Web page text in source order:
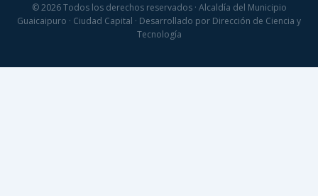
© 2026 Todos los derechos reservados · Alcaldía del Municipio
Guaicaipuro · Ciudad Capital · Desarrollado por Dirección de Ciencia y
Tecnología